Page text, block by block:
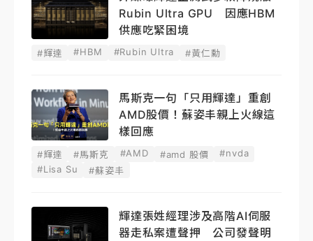
Rubin Ultra GPU 因應HBM
供應吃緊困境
#輝達 #HBM #Rubin Ultra #黃仁勳
馬斯克一句「只用輝達」重創
AMD股價！蘇姿丰親上火線這
樣回應
#輝達 #馬斯克 #AMD #amd 股價
#nvda
#Lisa Su
#蘇姿丰
輝達張姓經理涉及高階AI伺服
器走私案遭聲押 公司發聲明